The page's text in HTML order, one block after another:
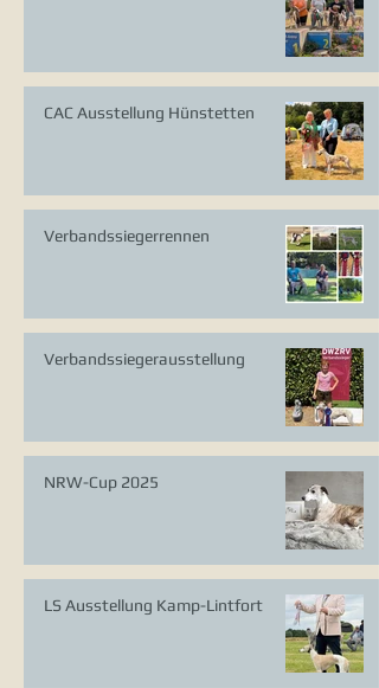
CAC Ausstellung Hünstetten
Verbandssiegerrennen
Verbandssiegerausstellung
NRW-Cup 2025
LS Ausstellung Kamp-Lintfort